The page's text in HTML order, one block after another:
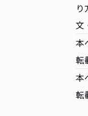
文
本
転
本
転